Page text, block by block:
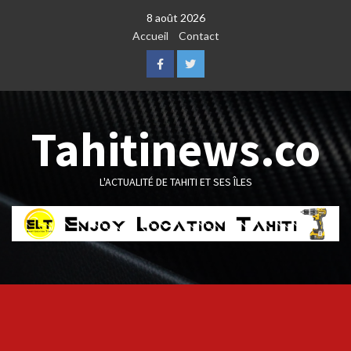
8 août 2026
Accueil
Contact
FacebookTwitter
Tahitinews.co
L'ACTUALITÉ DE TAHITI ET SES ÎLES